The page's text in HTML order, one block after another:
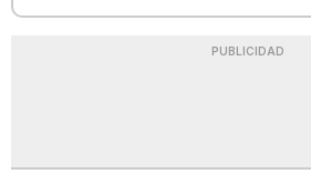
PUBLICIDAD